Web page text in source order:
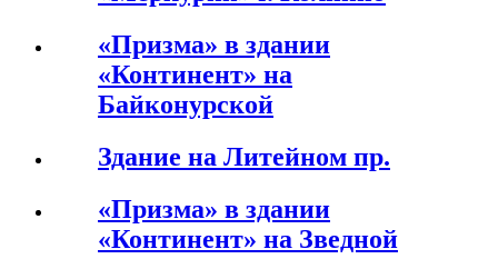
«Призма» в здании
«Континент» на
Байконурской
Здание на Литейном пр.
«Призма» в здании
«Континент» на Зведной